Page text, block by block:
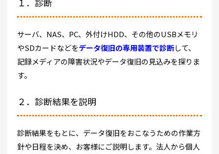
サーバ、NAS、PC、外付けHDD、その他のUSBメモリ
やSDカードなどをデータ復旧の専用装置で診断して、
記録メディアの障害状況やデータ復旧の見込みを探りま
す。
２．診断結果を説明
診断結果をもとに、データ復旧をおこなうための作業方
針や日程を決め、お客様にご説明します。法人から個人